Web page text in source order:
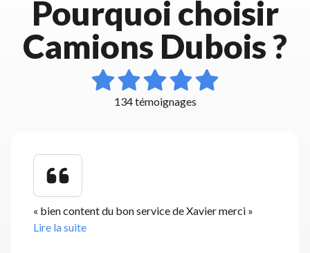
Pourquoi choisir
Camions Dubois ?
134 témoignages
« bien content du bon service de Xavier merci »
Lire la suite